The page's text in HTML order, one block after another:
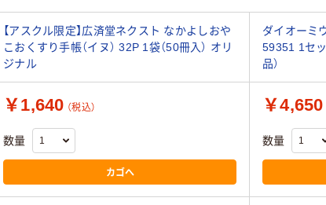
【アスクル限定】広済堂ネクスト なかよしおや
こおくすり手帳（イヌ） 32P 1袋（50冊入） オリ
ジナル
ダイオーミ
59351 1セッ
品）
￥1,640 （税込）
数量
カゴへ
￥4,650
数量